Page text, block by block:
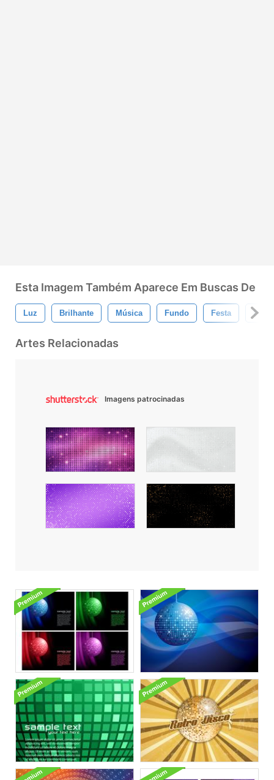
Esta Imagem Também Aparece Em Buscas De
Luz Brilhante Música Fundo Festa
Artes Relacionadas
Imagens patrocinadas